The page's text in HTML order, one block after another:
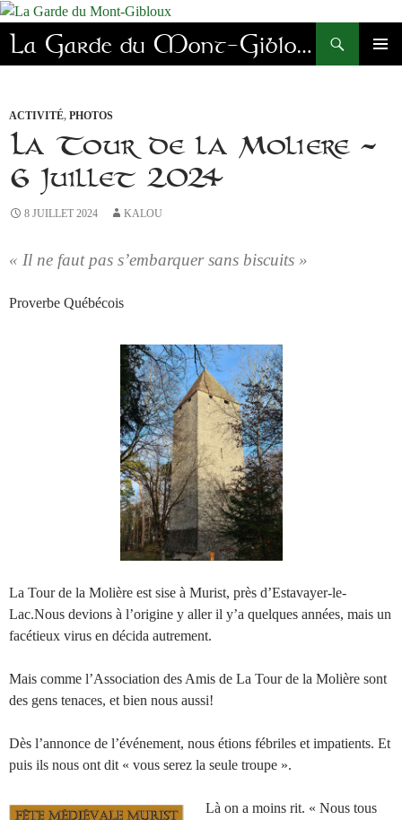
Aller
au
contenu
La Garde du Mont-Gibloux
Recherche
ACTIVITÉ, PHOTOS
La Tour de la Molière –
6 Juillet 2024
8 JUILLET 2024 KALOU
« Il ne faut pas s’embarquer sans biscuits »
Proverbe Québécois
La Tour de la Molière est sise à Murist, près d’Estavayer-le-
Lac.Nous devions à l’origine y aller il y’a quelques années, mais un
facétieux virus en décida autrement.
Mais comme l’Association des Amis de La Tour de la Molière sont
des gens tenaces, et bien nous aussi!
Dès l’annonce de l’événement, nous étions fébriles et impatients. Et
puis ils nous ont dit « vous serez la seule troupe ».
Là on a moins rit. « Nous tous